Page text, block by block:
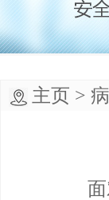
主页 >
面对